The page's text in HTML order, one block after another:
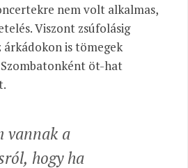
nem volt alkalmas,
Viszont zsúfolásig
is tömegek
Szombatonként öt-hat
vannak a
hogy ha